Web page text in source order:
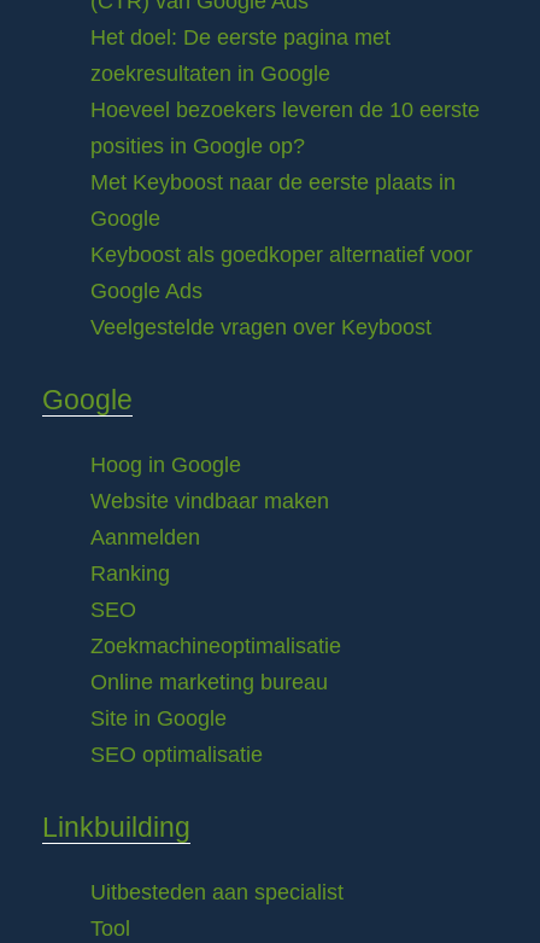
Het doel: De eerste pagina met
zoekresultaten in Google
Hoeveel bezoekers leveren de 10 eerste
posities in Google op?
Met Keyboost naar de eerste plaats in
Google
Keyboost als goedkoper alternatief voor
Google Ads
Veelgestelde vragen over Keyboost
Google
Hoog in Google
Website vindbaar maken
Aanmelden
Ranking
SEO
Zoekmachineoptimalisatie
Online marketing bureau
Site in Google
SEO optimalisatie
Linkbuilding
Uitbesteden aan specialist
Tool